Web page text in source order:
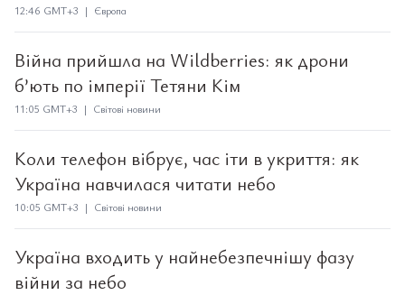
12:46 GMT+3 | Європа
Війна прийшла на Wildberries: як дрони
б’ють по імперії Тетяни Кім
11:05 GMT+3 | Світові новини
Коли телефон вібрує, час іти в укриття: як
Україна навчилася читати небо
10:05 GMT+3 | Світові новини
Україна входить у найнебезпечнішу фазу
війни за небо